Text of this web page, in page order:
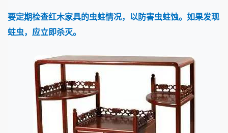
要定期检查红木家具的虫蛀情况，以防害虫蛀蚀。如果发现
蛀虫，应立即杀灭。